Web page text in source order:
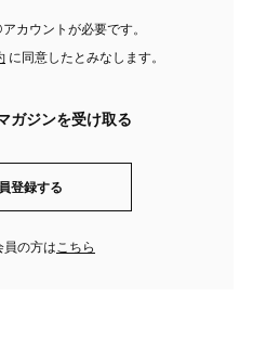
カウントが必要です。
に同意したとみなします。
ガジンを受け取る
登録する
員の方はこちら